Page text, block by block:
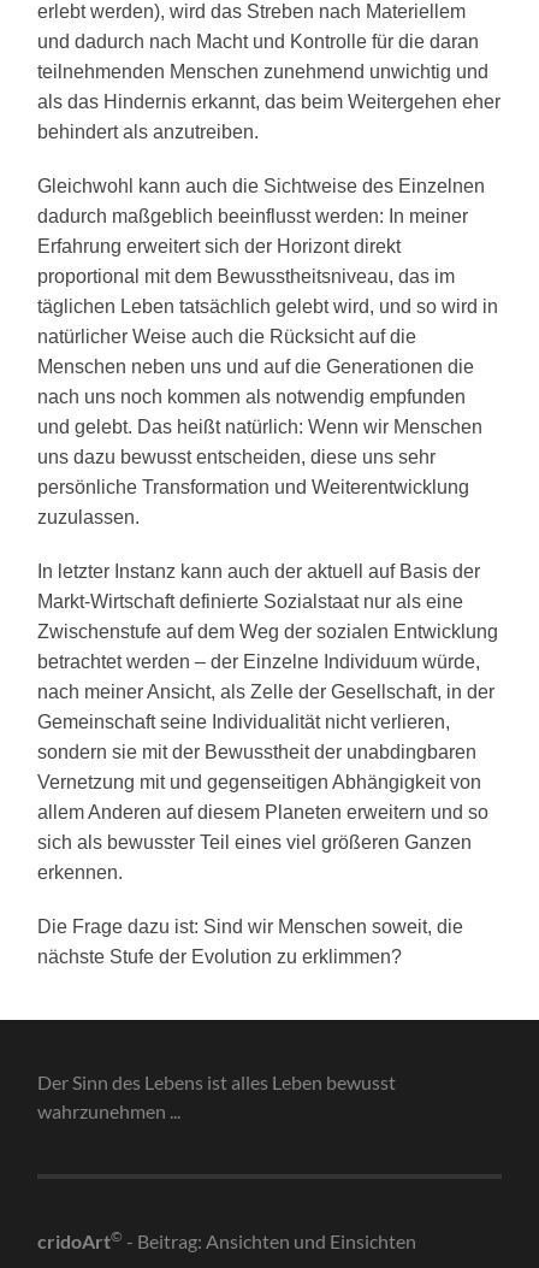
erlebt werden), wird das Streben nach Materiellem
und dadurch nach Macht und Kontrolle für die daran
teilnehmenden Menschen zunehmend unwichtig und
als das Hindernis erkannt, das beim Weitergehen eher
behindert als anzutreiben.
Gleichwohl kann auch die Sichtweise des Einzelnen
dadurch maßgeblich beeinflusst werden: In meiner
Erfahrung erweitert sich der Horizont direkt
proportional mit dem Bewusstheitsniveau, das im
täglichen Leben tatsächlich gelebt wird, und so wird in
natürlicher Weise auch die Rücksicht auf die
Menschen neben uns und auf die Generationen die
nach uns noch kommen als notwendig empfunden
und gelebt. Das heißt natürlich: Wenn wir Menschen
uns dazu bewusst entscheiden, diese uns sehr
persönliche Transformation und Weiterentwicklung
zuzulassen.
In letzter Instanz kann auch der aktuell auf Basis der
Markt-Wirtschaft definierte Sozialstaat nur als eine
Zwischenstufe auf dem Weg der sozialen Entwicklung
betrachtet werden – der Einzelne Individuum würde,
nach meiner Ansicht, als Zelle der Gesellschaft, in der
Gemeinschaft seine Individualität nicht verlieren,
sondern sie mit der Bewusstheit der unabdingbaren
Vernetzung mit und gegenseitigen Abhängigkeit von
allem Anderen auf diesem Planeten erweitern und so
sich als bewusster Teil eines viel größeren Ganzen
erkennen.
Die Frage dazu ist: Sind wir Menschen soweit, die
nächste Stufe der Evolution zu erklimmen?
Der Sinn des Lebens ist alles Leben bewusst
wahrzunehmen ...
cridoArt© - Beitrag: Ansichten und Einsichten